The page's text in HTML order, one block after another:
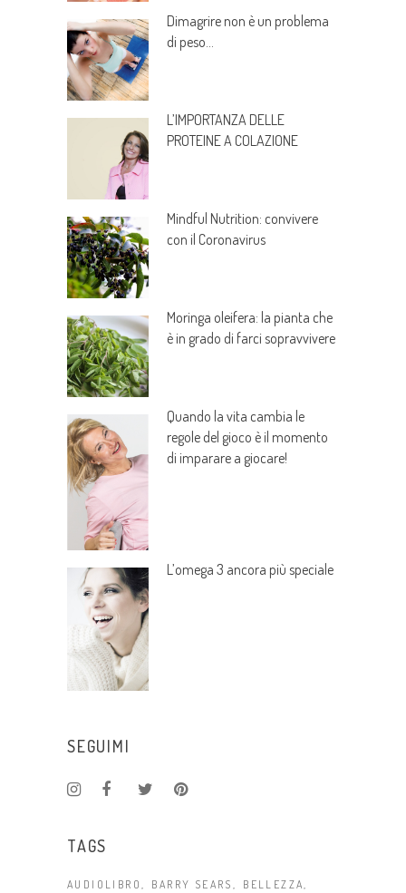
Dimagrire non è un problema
di peso…
L’IMPORTANZA DELLE
PROTEINE A COLAZIONE
Mindful Nutrition: convivere
con il Coronavirus
Moringa oleifera: la pianta che
è in grado di farci sopravvivere
Quando la vita cambia le
regole del gioco è il momento
di imparare a giocare!
L’omega 3 ancora più speciale
SEGUIMI
TAGS
AUDIOLIBRO BARRY SEARS
BELLEZZA